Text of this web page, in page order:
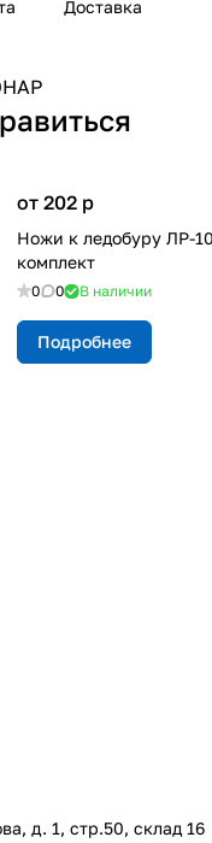
Доставка
от 202 p
Ножи к ледобуру ЛР-
комплект
0 0 В наличии
Подробнее
д. 1, стр.50, склад 16